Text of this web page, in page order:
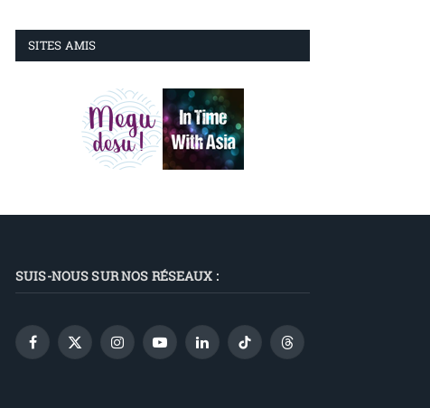
SITES AMIS
SUIS-NOUS SUR NOS RÉSEAUX :
Facebook
X
InstagramYouTubeLinkedInTikTok Threads